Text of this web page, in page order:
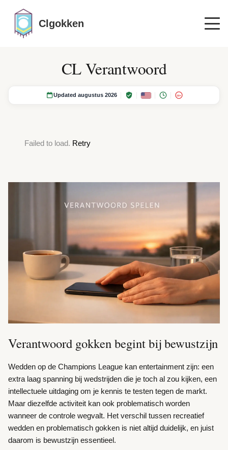
Clgokken
CL Verantwoord
Updated augustus 2026 18+
Failed to load. Retry
Verantwoord gokken begint bij bewustzijn
Wedden op de Champions League kan entertainment zijn: een
extra laag spanning bij wedstrijden die je toch al zou kijken, een
intellectuele uitdaging om je kennis te testen tegen de markt.
Maar diezelfde activiteit kan ook problematisch worden
wanneer de controle wegvalt. Het verschil tussen recreatief
wedden en problematisch gokken is niet altijd duidelijk, en juist
daarom is bewustzijn essentieel.